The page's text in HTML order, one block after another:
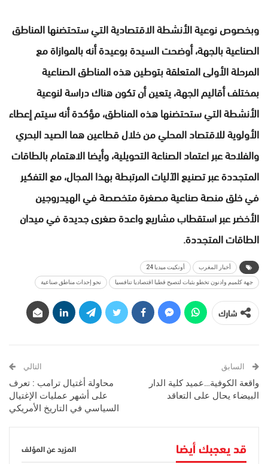
وبخصوص نوعية الأنشطة الاقتصادية التي ستحتضنها المناطق
الصناعية بالجهة، أوضحت السيدة بوعيدة أنه بالموازاة مع
المرحلة الأولى المتعلقة بتوطين هذه المناطق الصناعية
بمختلف أقاليم الجهة، يتعين أن تكون هناك دراسة لنوعية
الأنشطة التي ستحتضنها هذه المناطق، مؤكدة أنه سيتم إعطاء
الأولوية للاقتصاد المحلي من خلال قطاعين هما الصيد البحري
والفلاحة عبر اعتماد الصناعة التحويلية، وأيضا الاهتمام بالطاقات
المتجددة عبر تصنيع الآليات المرتبطة بهذا المجال، مع التفكير
في خلق منصة صناعية مصغرة متخصصة في الهيدروجين
الأخضر عبر استقطاب مشاريع واعدة صغرى جديدة في ميدان
الطاقات المتجددة.
أخبار المغرب أونكيت ميديا 24
جهة كلميم وادنون تخطو بثبات لتصبح قطبا اقتصاديا تنافسيا نحو إحداث مناطق صناعية
شارك
السابق
واقعة الكوفية…عميد كلية الدار
البيضاء يحال على التعاقد
التالي
محاولة أغتيال ترامب : تعرف
على أشهر عمليات الإغتيال
السياسي في التاريخ الأمريكي
قد يعجبك أيضا المزيد عن المؤلف